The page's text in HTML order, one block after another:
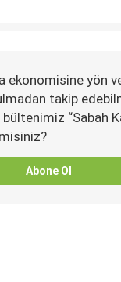
ekonomisine yön
takip
“Sabah
Abone Ol